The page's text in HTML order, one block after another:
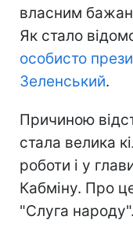
власним
Як стало
особисто
Зеленський.
Причиною
стала велика
роботи і у
Кабміну. Про
"Слуга народу".